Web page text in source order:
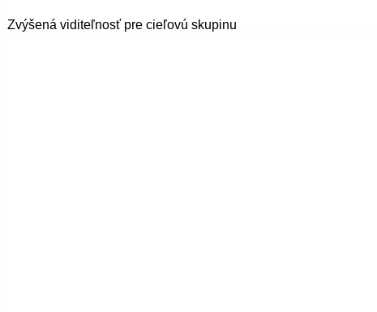
Zvýšená viditeľnosť pre cieľovú skupinu